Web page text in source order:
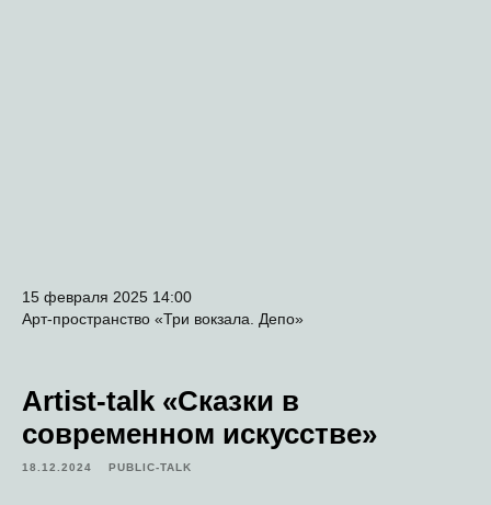
15 февраля 2025 14:00
Арт-пространство «Три вокзала. Депо»
Artist-talk «Сказки в
современном искусстве»
18.12.2024 PUBLIC-TALK